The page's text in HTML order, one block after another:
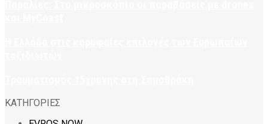
ΚΑΤΗΓΟΡΙΕΣ